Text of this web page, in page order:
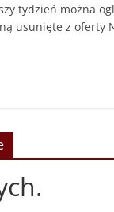
tydzień można
usunięte z oferty